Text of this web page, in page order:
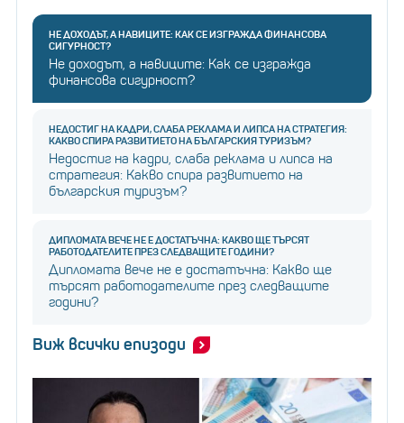
НЕ ДОХОДЪТ, А НАВИЦИТЕ: КАК СЕ ИЗГРАЖДА ФИНАНСОВА
СИГУРНОСТ?
Не доходът, а навиците: Как се изгражда
финансова сигурност?
НЕДОСТИГ НА КАДРИ, СЛАБА РЕКЛАМА И ЛИПСА НА СТРАТЕГИЯ:
КАКВО СПИРА РАЗВИТИЕТО НА БЪЛГАРСКИЯ ТУРИЗЪМ?
Недостиг на кадри, слаба реклама и липса на
стратегия: Какво спира развитието на
българския туризъм?
ДИПЛОМАТА ВЕЧЕ НЕ Е ДОСТАТЪЧНА: КАКВО ЩЕ ТЪРСЯТ
РАБОТОДАТЕЛИТЕ ПРЕЗ СЛЕДВАЩИТЕ ГОДИНИ?
Дипломата вече не е достатъчна: Какво ще
търсят работодателите през следващите
години?
Виж всички епизоди